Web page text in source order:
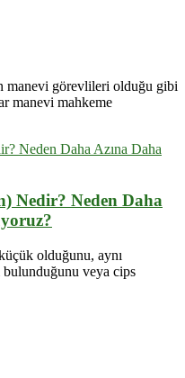
manevi görevlileri olduğu gibi
manevi mahkeme
Nedir? Neden Daha
olduğunu, aynı
veya cips